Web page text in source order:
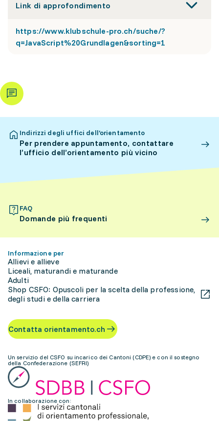
Link di approfondimento
https://www.klubschule-pro.ch/suche/?
q=JavaScript%20Grundlagen&sorting=1
Indirizzi degli uffici dell’orientamento
Per prendere appuntamento, contattare
l’ufficio dell’orientamento più vicino
FAQ
Domande più frequenti
Informazione per
Allievi e allieve
Liceali, maturandi e maturande
Adulti
Shop CSFO: Opuscoli per la scelta della professione,
degli studi e della carriera
Contatta orientamento.ch
Un servizio del CSFO su incarico dei Cantoni (CDPE) e con il sostegno
della Confederazione (SEFRI)
In collaborazione con: